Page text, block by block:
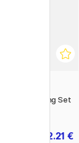
Sketching Set
42.21 €